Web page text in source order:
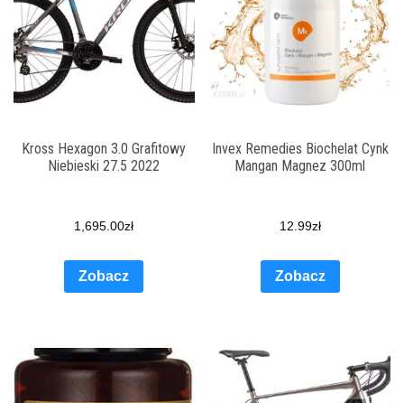
Kross Hexagon 3.0 Grafitowy
Niebieski 27.5 2022
1,695.00zł
Zobacz
Invex Remedies Biochelat Cynk
Mangan Magnez 300ml
12.99zł
Zobacz